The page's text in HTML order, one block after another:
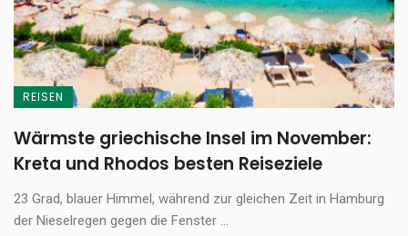
REISEN
Wärmste griechische Insel im November:
Kreta und Rhodos besten Reiseziele
23 Grad, blauer Himmel, während zur gleichen Zeit in Hamburg
der Nieselregen gegen die Fenster ...